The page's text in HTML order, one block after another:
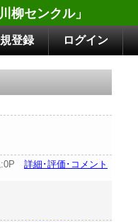
柳センクル」
登録 ログイン
詳細･評価･コメント